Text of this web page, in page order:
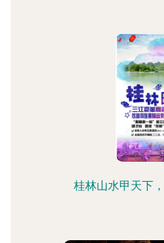
桂林山水甲天下